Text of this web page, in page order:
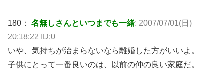
180： 名無しさんといつまでも一緒: 2007/07/01(日)
20:18:22 ID:0
いや、気持ちが治まらないなら離婚した方がいいよ。
子供にとって一番良いのは、以前の仲の良い家庭だ。